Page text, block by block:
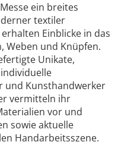
ein breites
textiler
Einblicke in das
Weben und Knüpfen.
Unikate,
und Kunsthandwerker
vermitteln ihr
vor und
sowie aktuelle
Handarbeitsszene.